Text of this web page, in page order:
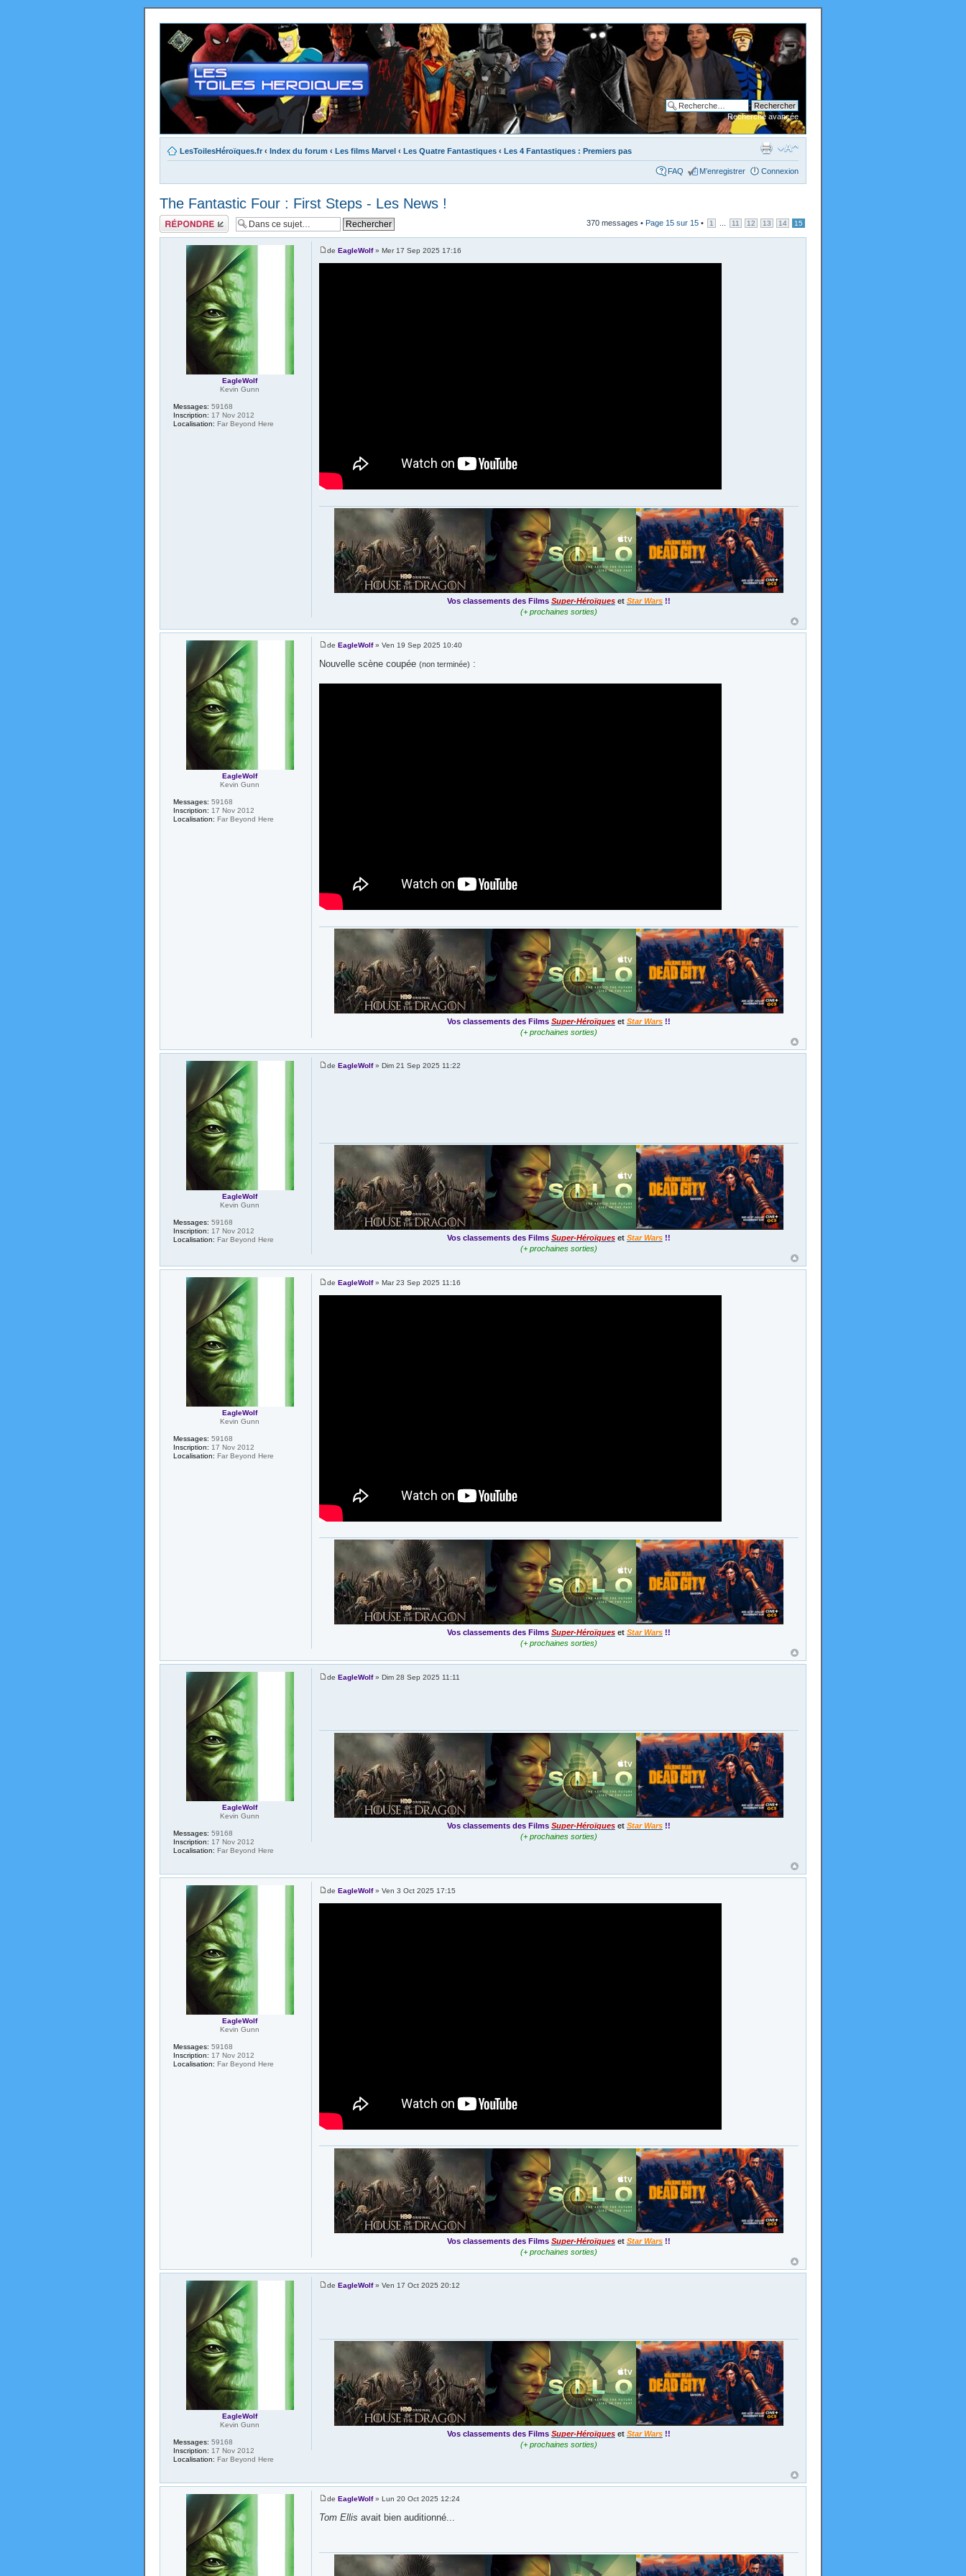
Recherche avancée
LesToilesHéroïques.fr ‹ Index du forum ‹ Les films Marvel ‹ Les Quatre Fantastiques ‹ Les 4 Fantastiques : Premiers pas
FAQ M’enregistrer Connexion
The Fantastic Four : First Steps - Les News !
Répondre 370 messages • Page 15 sur 15 • 1 11 12 13 14 15
de EagleWolf» Mer 17 Sep 2025 17:16
Vos classements des Films Super-Héroïques et Star Wars !!
(+ prochaines sorties)
EagleWolf
Kevin Gunn
Messages: 59168
Inscription: 17 Nov 2012
Localisation: Far Beyond Here
de EagleWolf» Ven 19 Sep 2025 10:40
Nouvelle scène coupée (non terminée) :
Vos classements des Films Super-Héroïques et Star Wars !!
(+ prochaines sorties)
EagleWolf
Kevin Gunn
Messages: 59168
Inscription: 17 Nov 2012
Localisation: Far Beyond Here
de EagleWolf» Dim 21 Sep 2025 11:22
Vos classements des Films Super-Héroïques et Star Wars !!
(+ prochaines sorties)
EagleWolf
Kevin Gunn
Messages: 59168
Inscription: 17 Nov 2012
Localisation: Far Beyond Here
de EagleWolf» Mar 23 Sep 2025 11:16
Vos classements des Films Super-Héroïques et Star Wars !!
(+ prochaines sorties)
EagleWolf
Kevin Gunn
Messages: 59168
Inscription: 17 Nov 2012
Localisation: Far Beyond Here
de EagleWolf» Dim 28 Sep 2025 11:11
Vos classements des Films Super-Héroïques et Star Wars !!
(+ prochaines sorties)
EagleWolf
Kevin Gunn
Messages: 59168
Inscription: 17 Nov 2012
Localisation: Far Beyond Here
de EagleWolf» Ven 3 Oct 2025 17:15
Vos classements des Films Super-Héroïques et Star Wars !!
(+ prochaines sorties)
EagleWolf
Kevin Gunn
Messages: 59168
Inscription: 17 Nov 2012
Localisation: Far Beyond Here
de EagleWolf» Ven 17 Oct 2025 20:12
Vos classements des Films Super-Héroïques et Star Wars !!
(+ prochaines sorties)
EagleWolf
Kevin Gunn
Messages: 59168
Inscription: 17 Nov 2012
Localisation: Far Beyond Here
de EagleWolf» Lun 20 Oct 2025 12:24
Tom Ellis avait bien auditionné...